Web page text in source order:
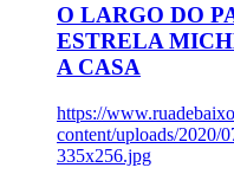
O LARGO DO
ESTRELA
A CASA
https://
content/uploads/2020/
335x256.jpg